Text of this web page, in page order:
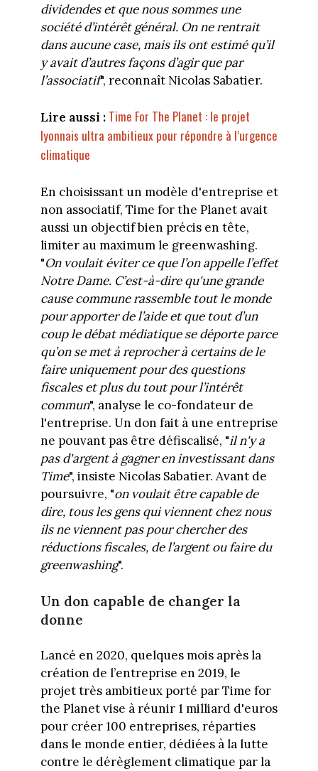
dividendes et que nous sommes une
société d’intérêt général. On ne rentrait
dans aucune case, mais ils ont estimé qu’il
y avait d’autres façons d’agir que par
l’associatif", reconnaît Nicolas Sabatier.
Lire aussi : Time For The Planet : le projet
lyonnais ultra ambitieux pour répondre à l’urgence
climatique
En choisissant un modèle d'entreprise et
non associatif, Time for the Planet avait
aussi un objectif bien précis en tête,
limiter au maximum le greenwashing.
"On voulait éviter ce que l’on appelle l’effet
Notre Dame. C’est-à-dire qu'une grande
cause commune rassemble tout le monde
pour apporter de l’aide et que tout d’un
coup le débat médiatique se déporte parce
qu’on se met à reprocher à certains de le
faire uniquement pour des questions
fiscales et plus du tout pour l’intérêt
commun", analyse le co-fondateur de
l'entreprise. Un don fait à une entreprise
ne pouvant pas être défiscalisé, "il n'y a
pas d'argent à gagner en investissant dans
Time", insiste Nicolas Sabatier. Avant de
poursuivre, "on voulait être capable de
dire, tous les gens qui viennent chez nous
ils ne viennent pas pour chercher des
réductions fiscales, de l’argent ou faire du
greenwashing".
Un don capable de changer la
donne
Lancé en 2020, quelques mois après la
création de l’entreprise en 2019, le
projet très ambitieux porté par Time for
the Planet vise à réunir 1 milliard d'euros
pour créer 100 entreprises, réparties
dans le monde entier, dédiées à la lutte
contre le dérèglement climatique par la